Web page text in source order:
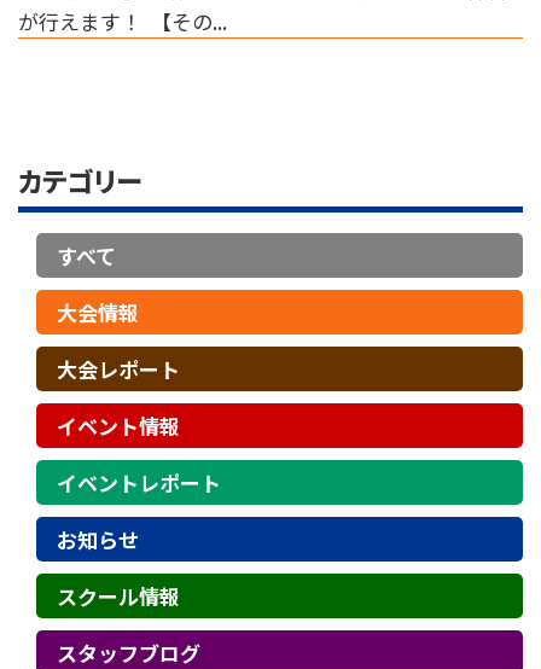
が行えます！ ⁡ 【その...
カテゴリー
すべて
大会情報
大会レポート
イベント情報
イベントレポート
お知らせ
スクール情報
スタッフブログ